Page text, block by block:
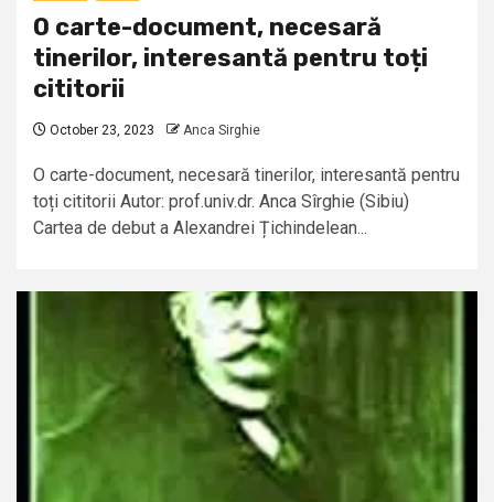
O carte-document, necesară
tinerilor, interesantă pentru toți
cititorii
October 23, 2023 Anca Sirghie
O carte-document, necesară tinerilor, interesantă pentru
toți cititorii Autor: prof.univ.dr. Anca Sîrghie (Sibiu)
Cartea de debut a Alexandrei Țichindelean...